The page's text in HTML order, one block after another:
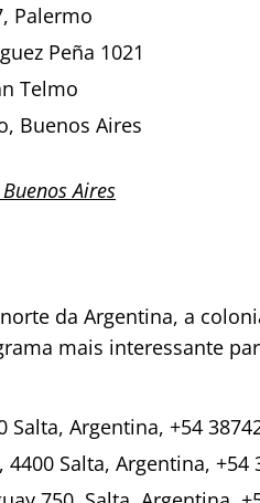
Palermo
Peña 1021
Telmo
Buenos Aires
Aires
da Argentina, a
mais interessante
Salta, Argentina, +54
Salta, Argentina, +54